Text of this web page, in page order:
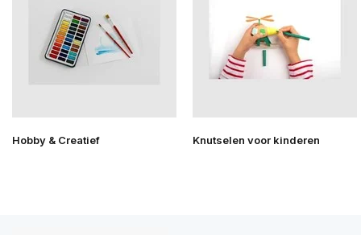
Hobby & Creatief Knutselen voor kinderen